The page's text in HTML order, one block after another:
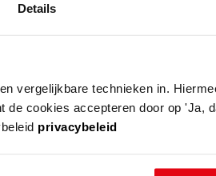
Details
vergelijkbare technieken in.
de cookies accepteren door op 'Ja,
privacybeleid